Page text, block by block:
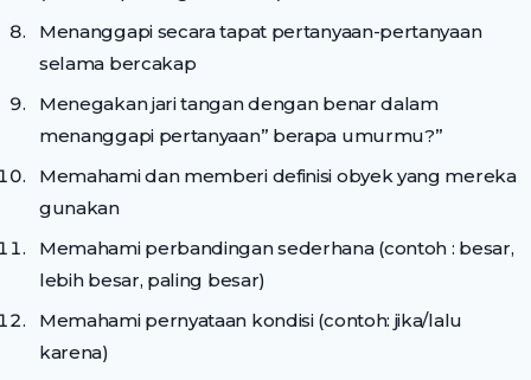
Menanggapi secara tapat pertanyaan-pertanyaan
selama bercakap
Menegakan jari tangan dengan benar dalam
menanggapi pertanyaan” berapa umurmu?”
Memahami dan memberi definisi obyek yang mereka
gunakan
Memahami perbandingan sederhana (contoh : besar,
lebih besar, paling besar)
Memahami pernyataan kondisi (contoh: jika/lalu
karena)